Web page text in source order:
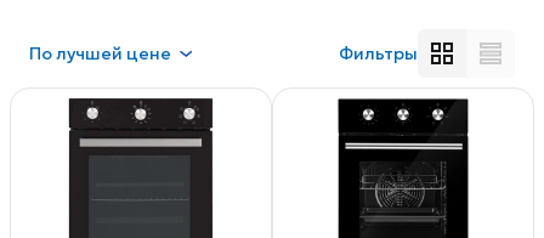
Получшей цене Фильтры